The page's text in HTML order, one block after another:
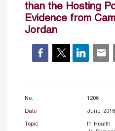
than the Hosting
Evidence from
Jordan
No. 1206
Date June, 2018
Topic
I1. Health